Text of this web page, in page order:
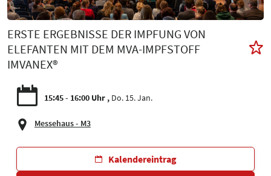
ERSTE ERGEBNISSE DER IMPFUNG VON
ELEFANTEN MIT DEM MVA-IMPFSTOFF
IMVANEX®
15:45 - 16:00 Uhr Do. 15. Jan.
Messehaus - M3
Kalendereintrag